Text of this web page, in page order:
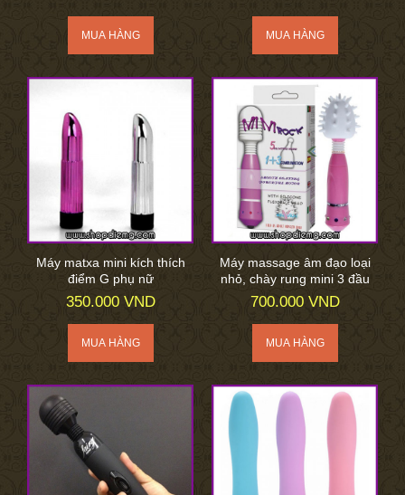
Máy matxa mini kích thích
điểm G phụ nữ
350.000 VND
Máy massage âm đạo loại
nhỏ, chày rung mini 3 đầu
700.000 VND